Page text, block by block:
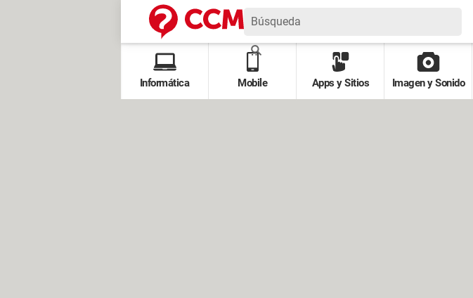
Informática Mobile Apps y Sitios Imagen y Sonido